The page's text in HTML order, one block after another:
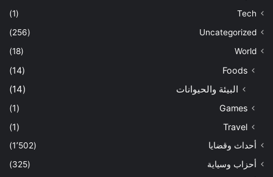
Tech
(1)
Uncategorized
(256)
World
(18)
Foods
(14)
البيئة والحيوانات (14)
Games
(1)
Travel
(1)
أحداث وقضايا
(1٬502)
أحزاب وسياية
(325)